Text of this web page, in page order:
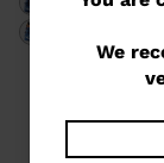
areWe